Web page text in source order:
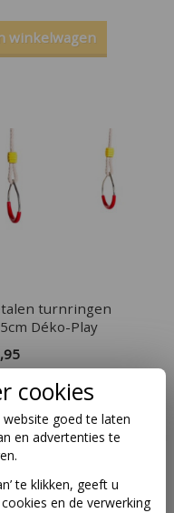
winkelwagen
turnringen
Déko-Play
op voorraad
cookies
goed te laten
en advertenties te
te klikken, geeft u
en de verwerking